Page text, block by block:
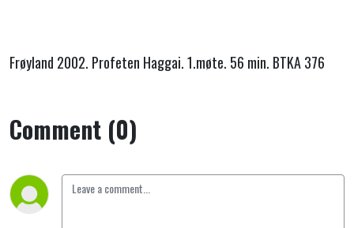
Frøyland 2002. Profeten Haggai.1.møte. 56 min. BTKA 376
Comment (0)